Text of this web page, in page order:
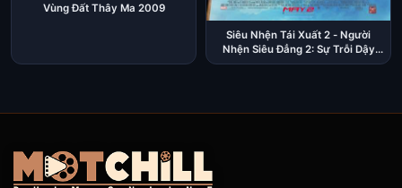
Vùng Đất Thây Ma 2009
Siêu Nhện Tái Xuất 2 - Người
Nhện Siêu Đẳng 2: Sự Trỗi Dậy
Của Người Điện 2014